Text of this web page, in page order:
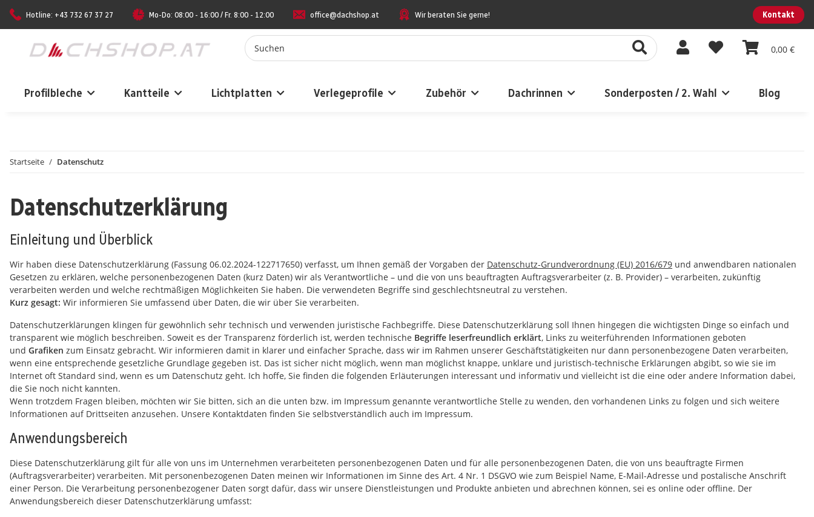
Hotline: +43 732 67 37 27 Mo-Do: 08:00 - 16:00 / Fr. 8:00 - 12:00 office@dachshop.at Wir beraten Sie gerne! Kontakt
0,00 €
Profilbleche Kantteile Lichtplatten Verlegeprofile Zubehör Dachrinnen Sonderposten / 2. Wahl Blog
Startseite Datenschutz
Datenschutzerklärung
Einleitung und Überblick
Wir haben diese Datenschutzerklärung (Fassung 06.02.2024-122717650) verfasst, um Ihnen gemäß der Vorgaben der Datenschutz-Grundverordnung (EU) 2016/679 und anwendbaren nationalen
Gesetzen zu erklären, welche personenbezogenen Daten (kurz Daten) wir als Verantwortliche – und die von uns beauftragten Auftragsverarbeiter (z. B. Provider) – verarbeiten, zukünftig
verarbeiten werden und welche rechtmäßigen Möglichkeiten Sie haben. Die verwendeten Begriffe sind geschlechtsneutral zu verstehen.
Kurz gesagt: Wir informieren Sie umfassend über Daten, die wir über Sie verarbeiten.
Datenschutzerklärungen klingen für gewöhnlich sehr technisch und verwenden juristische Fachbegriffe. Diese Datenschutzerklärung soll Ihnen hingegen die wichtigsten Dinge so einfach und
transparent wie möglich beschreiben. Soweit es der Transparenz förderlich ist, werden technische Begriffe leserfreundlich erklärt, Links zu weiterführenden Informationen geboten
und Grafiken zum Einsatz gebracht. Wir informieren damit in klarer und einfacher Sprache, dass wir im Rahmen unserer Geschäftstätigkeiten nur dann personenbezogene Daten verarbeiten,
wenn eine entsprechende gesetzliche Grundlage gegeben ist. Das ist sicher nicht möglich, wenn man möglichst knappe, unklare und juristisch-technische Erklärungen abgibt, so wie sie im
Internet oft Standard sind, wenn es um Datenschutz geht. Ich hoffe, Sie finden die folgenden Erläuterungen interessant und informativ und vielleicht ist die eine oder andere Information dabei,
die Sie noch nicht kannten.
Wenn trotzdem Fragen bleiben, möchten wir Sie bitten, sich an die unten bzw. im Impressum genannte verantwortliche Stelle zu wenden, den vorhandenen Links zu folgen und sich weitere
Informationen auf Drittseiten anzusehen. Unsere Kontaktdaten finden Sie selbstverständlich auch im Impressum.
Anwendungsbereich
Diese Datenschutzerklärung gilt für alle von uns im Unternehmen verarbeiteten personenbezogenen Daten und für alle personenbezogenen Daten, die von uns beauftragte Firmen
(Auftragsverarbeiter) verarbeiten. Mit personenbezogenen Daten meinen wir Informationen im Sinne des Art. 4 Nr. 1 DSGVO wie zum Beispiel Name, E-Mail-Adresse und postalische Anschrift
einer Person. Die Verarbeitung personenbezogener Daten sorgt dafür, dass wir unsere Dienstleistungen und Produkte anbieten und abrechnen können, sei es online oder offline. Der
Anwendungsbereich dieser Datenschutzerklärung umfasst: